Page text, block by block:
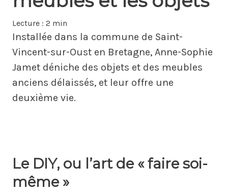
Lecture : 2 min
Installée dans la commune de Saint-
Vincent-sur-Oust en Bretagne, Anne-Sophie
Jamet déniche des objets et des meubles
anciens délaissés, et leur offre une
deuxième vie.
Le DIY, ou l’art de « faire soi-
même »